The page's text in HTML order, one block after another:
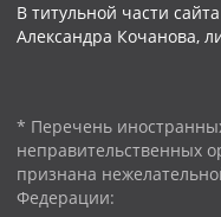
В титульной части
Александра Кочанова,
* Перечень
неправительственных
признана
Федерации: